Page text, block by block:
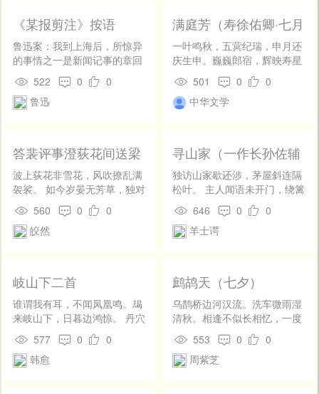
区
登
《某报剪注》按语
鲁迅案：我到上海后，所惊异
的事情之一是新闻记事的章回
小说化。无论怎样惨事，都要
说得有趣——海式的有趣。只
要是失势或遭殃的，便总要受
也”之外，又加了吴趼人李伯元
〔３〕式的冷眼旁观调，而又
加了些新添的东西。这一段报
章是从重庆寄来的，没有说明
什么报，但我真吃惊于中国的
精神之相同，虽然地域有吴蜀
之别。至多，是一个他所谓“密
的朋友去嫖了一回，不甚得法
罢了，而偏要说到漆某
〔５〕，说到主义，还要连漆
某的名字都调侃，还要说什
么“羞恶之心”〔６〕，还要引
《诗经》〔７〕，还要发“感
慨”。然而从漆某笑到“男女学
522 0
0
鲁迅
满庭芳（寿徐佑卿·七月
初五）
一叶鸣秋，五蓂纪瑞，申月还
庆生申。巍巍郎宿，辉映寿星
明。一段精神玉立，秋潭自、
足副徽称。长生箓，只在公丹
府，何待祝修龄。 粉垣，才过
行入待，彩衣映、衮冕辉新，
从今去，相门出相，未数汉韦
平。
501 0
0
中华文学
答裴评事澄荻花间送梁
肃拾遗
波上荻花非雪花，风吹撩乱满
袈裟。 如今岁晏无芳草，独对
离樽作物华。
560 0
0
皎然
寻山家（一作长孙佐辅
诗）
独访山家歇还涉，茅屋斜连隔
松叶。 主人闻语未开门，绕篱
野菜飞黄蝶。
646 0
0
羊士谔
岐山下二首
谁谓我有耳，不闻凤凰鸣。朅
来岐山下，日暮边鸿惊。 丹穴
五色羽，其名为凤凰。昔周有
盛德，此鸟鸣高冈。 和声随祥
风，窅窕相飘扬。闻者亦何
577 0
0
韩愈
鹧鸪天（七夕）
乌鹊桥边河汉流。洗车微雨湿
清秋。相逢不似长相忆，一度
相逢一度愁。 云却静，月垂
钩。金针穿得喜回头。只应人
倚阑干处，便似天孙梳洗楼。
553 0
0
周紫芝